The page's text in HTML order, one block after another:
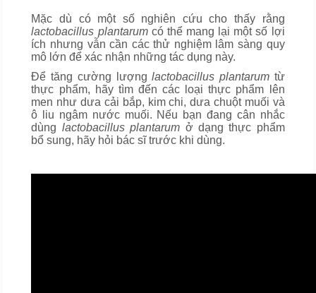
Mặc dù có một số nghiên cứu cho thấy rằng
lactobacillus plantarumcó thể mang lại một số lợi
ích nhưng vẫn cần các thử nghiệm lâm sàng quy
mô lớn để xác nhận những tác dụng này.
Để tăng cường lượnglactobacillus plantarumtừ
thực phẩm, hãy tìm đến các loại thực phẩm lên
men như dưa cải bắp, kim chi, dưa chuột muối và
ô liu ngâm nước muối. Nếu bạn đang cân nhắc
dùng lactobacillus plantarum ở dạng thực phẩm
bổ sung, hãy hỏi bác sĩ trước khi dùng.